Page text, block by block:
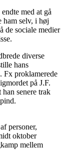
med at gå
ham selv, i høj
de sociale medier
diverse
hans
Fx proklamerede
på J.F.
senere trak
personer,
oktober
mellem